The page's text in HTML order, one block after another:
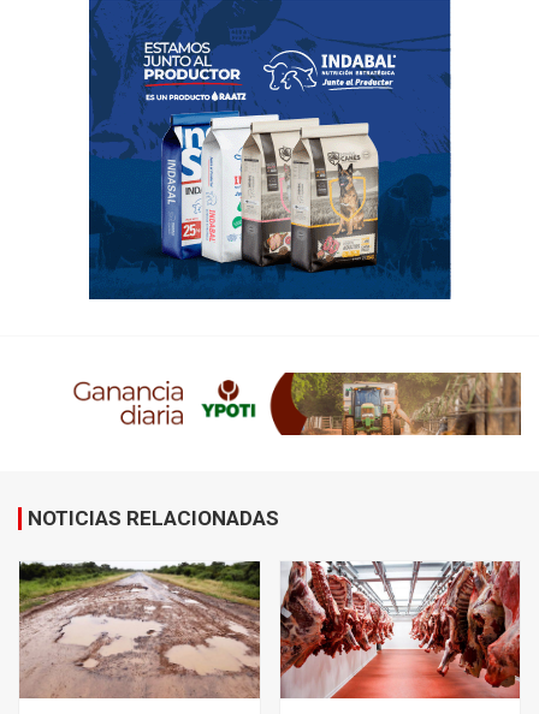
NOTICIAS RELACIONADAS